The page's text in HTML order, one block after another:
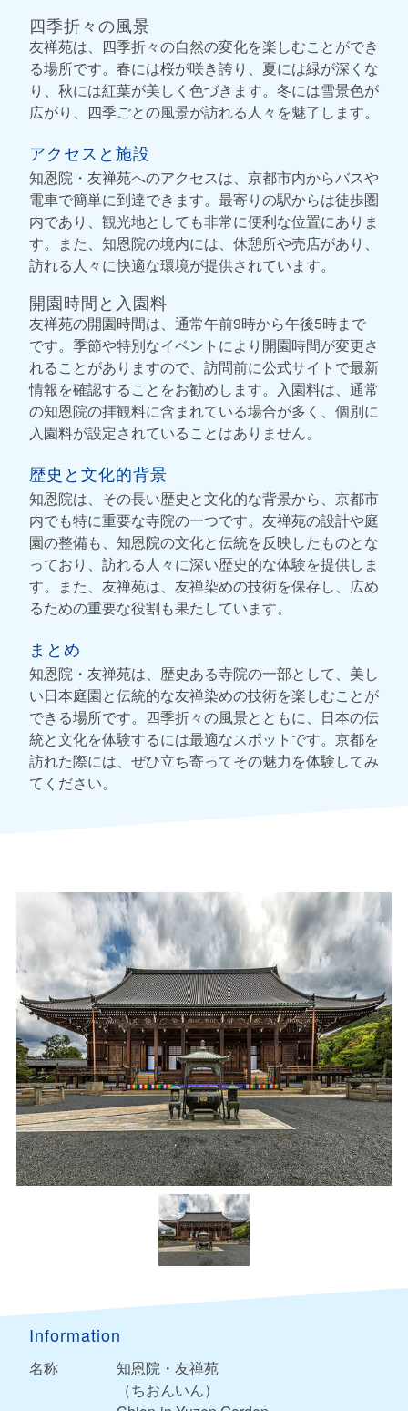
四季折々の風景
友禅苑は、四季折々の自然の変化を楽しむことができ
る場所です。春には桜が咲き誇り、夏には緑が深くな
り、秋には紅葉が美しく色づきます。冬には雪景色が
広がり、四季ごとの風景が訪れる人々を魅了します。
アクセスと施設
知恩院・友禅苑へのアクセスは、京都市内からバスや
電車で簡単に到達できます。最寄りの駅からは徒歩圏
内であり、観光地としても非常に便利な位置にありま
す。また、知恩院の境内には、休憩所や売店があり、
訪れる人々に快適な環境が提供されています。
開園時間と入園料
友禅苑の開園時間は、通常午前9時から午後5時まで
です。季節や特別なイベントにより開園時間が変更さ
れることがありますので、訪問前に公式サイトで最新
情報を確認することをお勧めします。入園料は、通常
の知恩院の拝観料に含まれている場合が多く、個別に
入園料が設定されていることはありません。
歴史と文化的背景
知恩院は、その長い歴史と文化的な背景から、京都市
内でも特に重要な寺院の一つです。友禅苑の設計や庭
園の整備も、知恩院の文化と伝統を反映したものとな
っており、訪れる人々に深い歴史的な体験を提供しま
す。また、友禅苑は、友禅染めの技術を保存し、広め
るための重要な役割も果たしています。
まとめ
知恩院・友禅苑は、歴史ある寺院の一部として、美し
い日本庭園と伝統的な友禅染めの技術を楽しむことが
できる場所です。四季折々の風景とともに、日本の伝
統と文化を体験するには最適なスポットです。京都を
訪れた際には、ぜひ立ち寄ってその魅力を体験してみ
てください。
Information
名称
知恩院・友禅苑
（ちおんいん）